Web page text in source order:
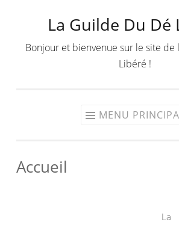
contenu
La Guilde Du Dé
Bonjour et bienvenue sur le site de
Libéré !
MENU
Accueil
La